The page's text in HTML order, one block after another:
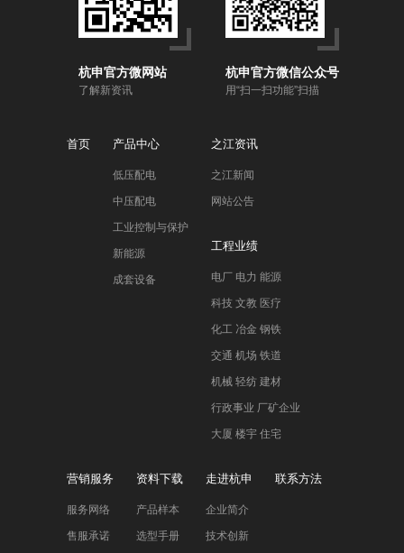
杭申官方微网站
了解新资讯
杭申官方微信公众号
用“扫一扫功能”扫描
首页 产品中心
低压配电
中压配电
工业控制与保护
新能源
成套设备
之江资讯
之江新闻
网站公告
工程业绩
电厂 电力 能源
科技 文教 医疗
化工 冶金 钢铁
交通 机场 铁道
机械 轻纺 建材
行政事业 厂矿企业
大厦 楼宇 住宅
营销服务
服务网络
售服承诺
资料下载
产品样本
选型手册
走进杭申
企业简介
技术创新
联系方法